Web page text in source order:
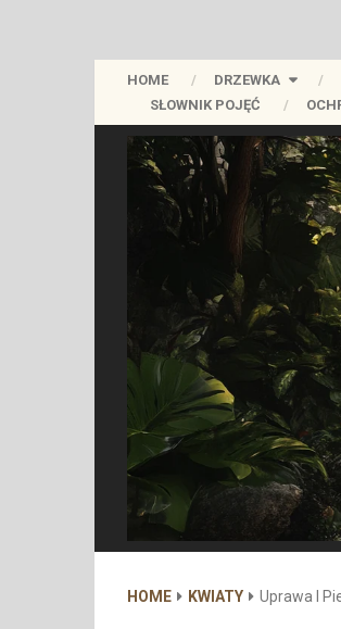
HOME DRZEWKA
SŁOWNIK POJĘĆ
HOME KWIATY Uprawa I